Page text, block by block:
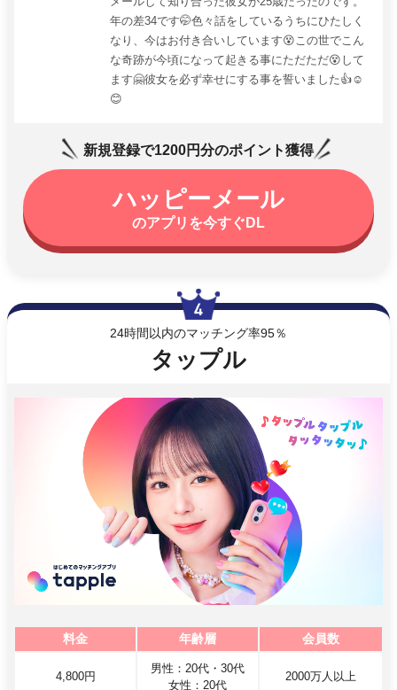
年の差34です🤭色々話をしているうちにひたしく
なり、今はお付き合いしています😵この世でこん
な奇跡が今頃になって起きる事にただただ😵して
ます🤗彼女を必ず幸せにする事を誓いました👍☺️
😊
新規登録で1200円分のポイント獲得
ハッピーメール
のアプリを今すぐDL
24時間以内のマッチング率95％
タップル
料金 年齢層 会員数
4,800円
男性：20代・30代
女性：20代
2000万人以上